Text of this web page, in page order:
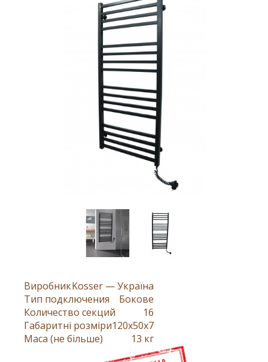
ВиробникKosser — Україна
Тип подключения
Бокове
Количество секций
16
Габаритні розміри120x50x7
Маса (не більше)
13 кг